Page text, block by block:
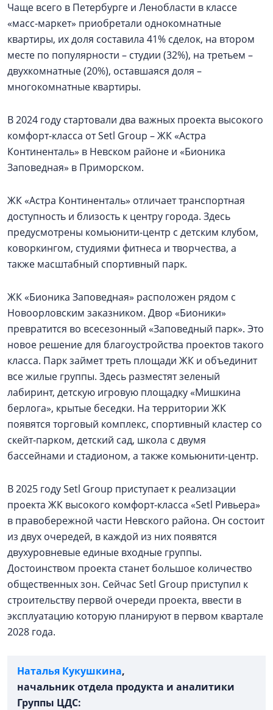
Чаще всего в Петербурге и Ленобласти в классе
«масс-маркет» приобретали однокомнатные
квартиры, их доля составила 41% сделок, на втором
месте по популярности – студии (32%), на третьем –
двухкомнатные (20%), оставшаяся доля –
многокомнатные квартиры.
В 2024 году стартовали два важных проекта высокого
комфорт-класса от Setl Group – ЖК «Астра
Континенталь» в Невском районе и «Бионика
Заповедная» в Приморском.
ЖК «Астра Континенталь» отличает транспортная
доступность и близость к центру города. Здесь
предусмотрены комьюнити-центр с детским клубом,
коворкингом, студиями фитнеса и творчества, а
также масштабный спортивный парк.
ЖК «Бионика Заповедная» расположен рядом с
Новоорловским заказником. Двор «Бионики»
превратится во всесезонный «Заповедный парк». Это
новое решение для благоустройства проектов такого
класса. Парк займет треть площади ЖК и объединит
все жилые группы. Здесь разместят зеленый
лабиринт, детскую игровую площадку «Мишкина
берлога», крытые беседки. На территории ЖК
появятся торговый комплекс, спортивный кластер со
скейт-парком, детский сад, школа с двумя
бассейнами и стадионом, а также комьюнити-центр.
В 2025 году Setl Group приступает к реализации
проекта ЖК высокого комфорт-класса «Setl Ривьера»
в правобережной части Невского района. Он состоит
из двух очередей, в каждой из них появятся
двухуровневые единые входные группы.
Достоинством проекта станет большое количество
общественных зон. Сейчас Setl Group приступил к
строительству первой очереди проекта, ввести в
эксплуатацию которую планируют в первом квартале
2028 года.
Наталья Кукушкина,
начальник отдела продукта и аналитики
Группы ЦДС: